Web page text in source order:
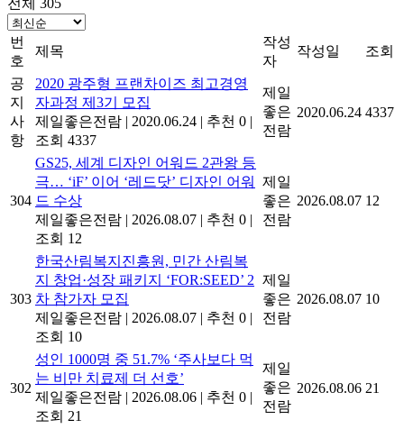
번
호
제목
작성
자
작성일 조회
공
지
사
항
2020 광주형 프랜차이즈 최고경영
자과정 제3기 모집
제일좋은전람 | 2020.06.24 | 추천 0 |
조회 4337
제일
좋은
전람
2020.06.24 4337
304
GS25, 세계 디자인 어워드 2관왕 등
극… ‘iF’ 이어 ‘레드닷’ 디자인 어워
드 수상
제일좋은전람 | 2026.08.07 | 추천 0 |
조회 12
제일
좋은
전람
2026.08.07 12
303
한국산림복지진흥원, 민간 산림복
지 창업·성장 패키지 ‘FOR:SEED’ 2
차 참가자 모집
제일좋은전람 | 2026.08.07 | 추천 0 |
조회 10
제일
좋은
전람
2026.08.07 10
302
성인 1000명 중 51.7% ‘주사보다 먹
는 비만 치료제 더 선호’
제일좋은전람 | 2026.08.06 | 추천 0 |
조회 21
제일
좋은
전람
2026.08.06 21